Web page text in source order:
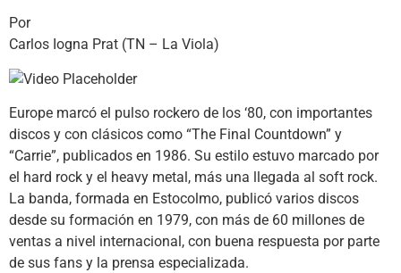
Por
Carlos Iogna Prat (TN – La Viola)
Europe marcó el pulso rockero de los ‘80, con importantes
discos y con clásicos como “The Final Countdown” y
“Carrie”, publicados en 1986. Su estilo estuvo marcado por
el hard rock y el heavy metal, más una llegada al soft rock.
La banda, formada en Estocolmo, publicó varios discos
desde su formación en 1979, con más de 60 millones de
ventas a nivel internacional, con buena respuesta por parte
de sus fans y la prensa especializada.